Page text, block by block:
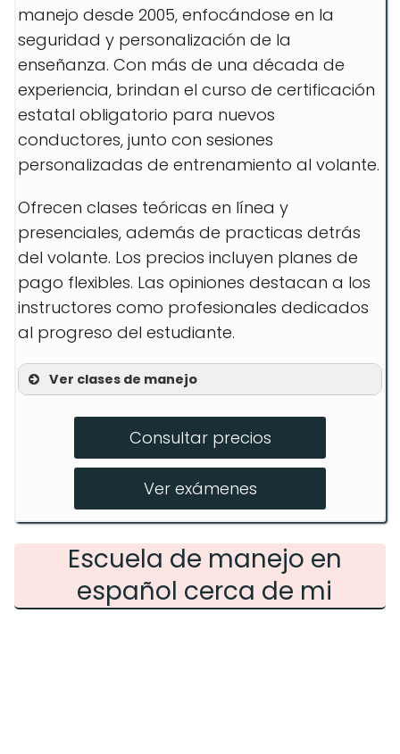
manejo desde 2005, enfocándose en la
seguridad y personalización de la
enseñanza. Con más de una década de
experiencia, brindan el curso de certificación
estatal obligatorio para nuevos
conductores, junto con sesiones
personalizadas de entrenamiento al volante.
Ofrecen clases teóricas en línea y
presenciales, además de practicas detrás
del volante. Los precios incluyen planes de
pago flexibles. Las opiniones destacan a los
instructores como profesionales dedicados
al progreso del estudiante.
Ver clases de manejo
Entrenamiento personalizado
Clases en línea
Consultar precios
Ver exámenes
Escuela de manejo en
español cerca de mi